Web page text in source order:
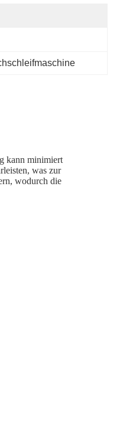
kann minimiert
was zur
wodurch die